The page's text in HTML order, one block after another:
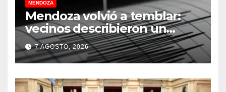
MENDOZA
Mendoza volvió a temblar:
vecinos describieron un
“sacudón” acompañado por
un fuerte estruendo
7 AGOSTO, 2026